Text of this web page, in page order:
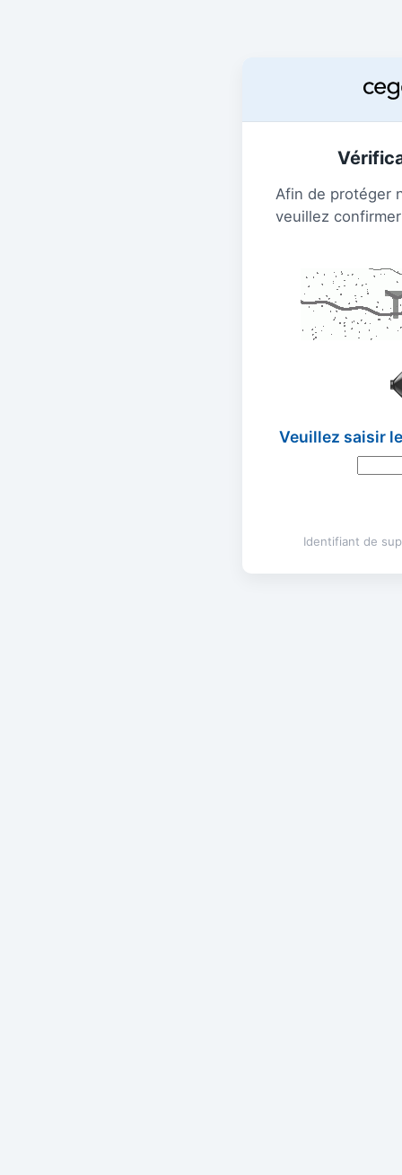
Afin de protéger
veuillez
Veuillez saisir
Identifiant de